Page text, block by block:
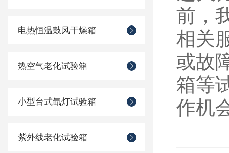
电热恒温鼓风干燥箱
热空气老化试验箱
小型台式氙灯试验箱
紫外线老化试验箱
前，
相关
或故
箱等
作机